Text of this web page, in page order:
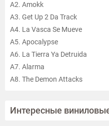
A2. Amokk
A3. Get Up 2 Da Track
A4. La Vasca Se Mueve
A5. Apocalypse
A6. La Tierra Ya Detruida
A7. Alarma
A8. The Demon Attacks
B3. Diablo (Radio Devil)
Интересные